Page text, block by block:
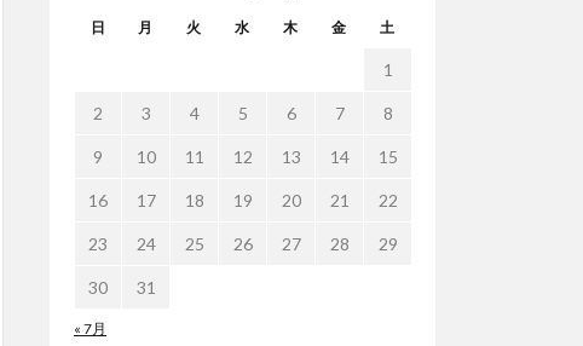
日 月 火 水 木 金 土
« 7月
1
2 3 4 5 6 7 8
9 10 11 12 13 14 15
16 17 18 19 20 21 22
23 24 25 26 27 28 29
30 31